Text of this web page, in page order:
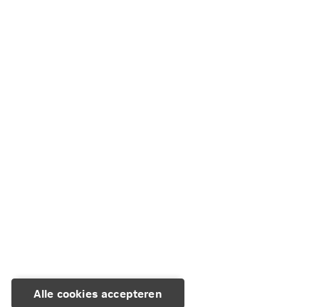
Alle cookies accepteren